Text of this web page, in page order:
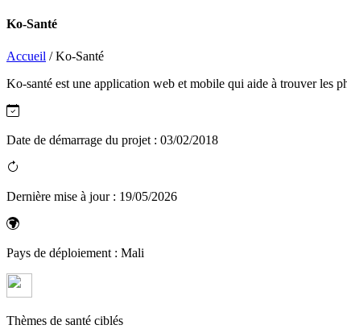
Ko-Santé
Accueil /Ko-Santé
Ko-santé est une application web et mobile qui aide à trouver les
Date de démarrage du projet : 03/02/2018
Dernière mise à jour : 19/05/2026
Pays de déploiement : Mali
Thèmes de santé ciblés